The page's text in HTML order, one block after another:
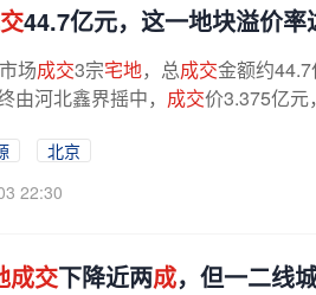
44.7亿元，这一地块溢价率
场成交3宗宅地，总成交金额约
由河北鑫界摇中， 成交价3.375亿元
北京
22:30
成交下降近两成，但一二线